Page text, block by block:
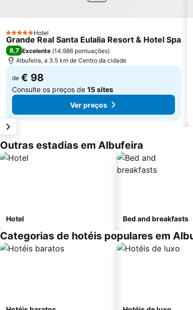
5 EstrelasHotel
Grande Real Santa Eulalia Resort & Hotel Spa
8,7 Excelente (14.986 pontuações)
Albufeira, a 3.5 km de Centro da cidade
de € 98
Consulte os preços de 15 sites
Ver preços
Outras estadias em Albufeira
Hotel Bed and breakfasts
Categorias de hotéis populares em